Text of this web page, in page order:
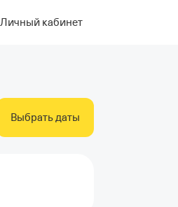
Личный кабинет
Выбрать даты